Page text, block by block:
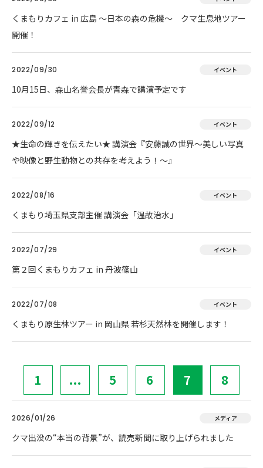
くまもりカフェ in 広島 ～日本の森の危機～ クマ生息地ツアー
開催！
2022/09/30 イベント
10月15日、森山名誉会長が青森で講演予定です
2022/09/12 イベント
★生命の輝きを伝えたい★ 講演会『安藤誠の世界～美しい写真
や映像と野生動物との共存を考えよう！～』
2022/08/16 イベント
くまもり埼玉県支部主催 講演会「温故治水」
2022/07/29 イベント
第２回くまもりカフェ in 丹波篠山
2022/07/08 イベント
くまもり原生林ツアー in 岡山県 若杉天然林を開催します！
1 ... 5 6 7 8
2026/01/26 メディア
クマ出没の“本当の背景”が、読売新聞に取り上げられました